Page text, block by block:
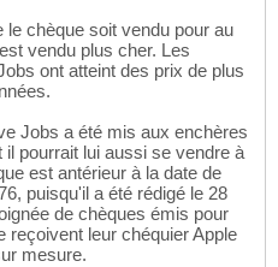
le chèque soit vendu pour au
vendu plus cher. Les
ont atteint des prix de plus
Jobs a été mis aux enchères
pourrait lui aussi se vendre à
est antérieur à la date de
puisqu'il a été rédigé le 28
de chèques émis pour
reçoivent leur chéquier Apple
mesure.